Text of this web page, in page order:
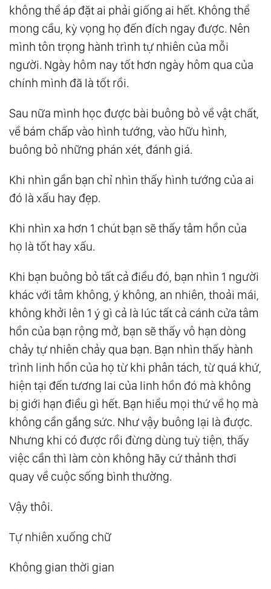
không thể áp đặt ai phải giống ai hết. Không thể
mong cầu, kỳ vọng họ đến đích ngay được. Nên
mình tôn trọng hành trình tự nhiên của mỗi
người. Ngày hôm nay tốt hơn ngày hôm qua của
chính mình đã là tốt rồi.
Sau nữa mình học được bài buông bỏ về vật chất,
về bám chấp vào hình tướng, vào hữu hình,
buông bỏ những phán xét, đánh giá.
Khi nhìn gần bạn chỉ nhìn thấy hình tướng của ai
đó là xấu hay đẹp.
Khi nhìn xa hơn 1 chút bạn sẽ thấy tâm hồn của
họ là tốt hay xấu.
Khi bạn buông bỏ tất cả điều đó, bạn nhìn 1 người
khác với tâm không, ý không, an nhiên, thoải mái,
không khởi lên 1 ý gì cả là lúc tất cả cánh cửa tâm
hồn của bạn rộng mở, bạn sẽ thấy vô hạn dòng
chảy tự nhiên chảy qua bạn. Bạn nhìn thấy hành
trình linh hồn của họ từ khi phân tách, từ quá khứ,
hiện tại đến tương lai của linh hồn đó mà không
bị giới hạn điều gì hết. Bạn hiểu mọi thứ về họ mà
không cần gắng sức. Như vậy buông lại là được.
Nhưng khi có được rồi đừng dùng tuỳ tiện, thấy
việc cần thì làm còn không hãy cứ thảnh thơi
quay về cuộc sống bình thường.
Vậy thôi.
Tự nhiên xuống chữ
Không gian thời gian